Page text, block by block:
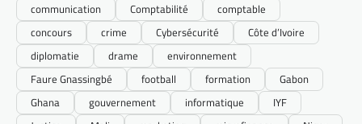
communication
Comptabilité
comptable
concours
crime Cybersécurité
Côte d’Ivoire
diplomatie
drame
environnement
Faure Gnassingbé
football formation
Gabon
Ghana
gouvernement informatique
IYF